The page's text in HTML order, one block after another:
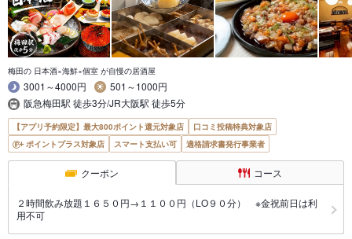
梅田の 日本酒×海鮮×個室 が自慢の居酒屋
3001～4000円
501～1000円
阪急梅田駅 徒歩3分/JR大阪駅 徒歩5分
【アプリ予約限定】最大800ポイント還元対象店
口コミ投稿特典対象店
ポイントプラス対象店
スマート支払い可 適格請求書発行事業者
クーポン コース
２時間飲み放題１６５０円→１１００円（LO９０分） ※金祝前日は利
用不可